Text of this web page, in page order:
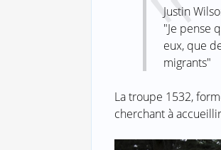
Justin
"Je pense
eux, que
migrants"
La troupe 1532,
cherchant à